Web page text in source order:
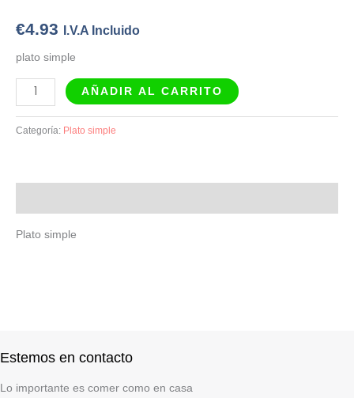
€4.93 I.V.A Incluido
plato simple
AÑADIR AL CARRITO
Categoría: Plato simple
Plato simple
Estemos en contacto
Lo importante es comer como en casa